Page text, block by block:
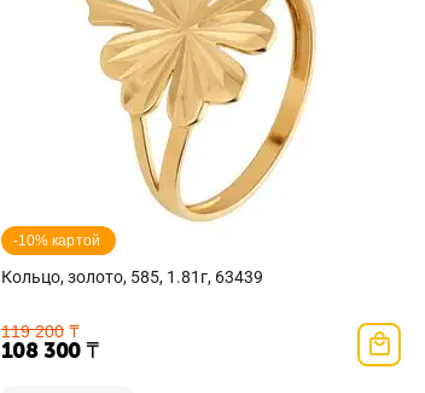
-10% картой
Кольцо, золото, 585, 1.81г, 63439
119 200 ₸
108 300₸